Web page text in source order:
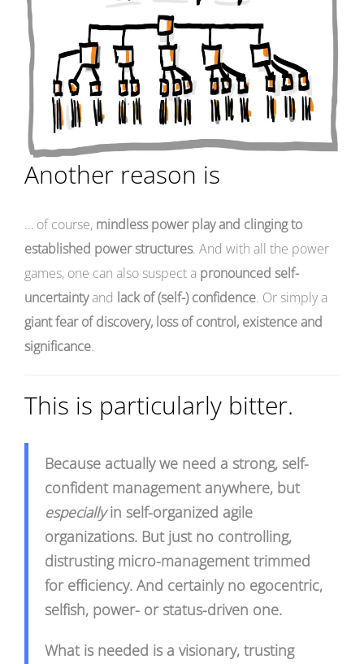
Another reason is
… of course, mindless power play and clinging to
established power structures. And with all the power
games, one can also suspect a pronounced self-
uncertaintyand lack of (self-) confidence. Or simply a
giant fear of discovery, loss of control, existence and
significance.
This is particularly bitter.
Because actually we need a strong, self-
confident management anywhere, but
especiallyin self-organized agile
organizations. But just no controlling,
distrusting micro-management trimmed
for efficiency. And certainly no egocentric,
selfish, power- or status-driven one.
What is needed is a visionary, trusting